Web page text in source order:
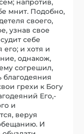
напротив,
мнит. Подобно,
своего,
узнав свое
себе
и хотя и
однакож,
согрешил,
благодеяния
грехи к Богу
Его,-
и
веруя
И